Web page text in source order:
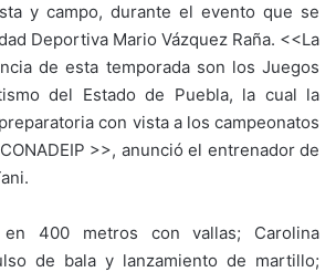
y campo, durante el evento que se
Deportiva Mario Vázquez Raña. <<La
de esta temporada son los Juegos
del Estado de Puebla, la cual la
con vista a los campeonatos
>>, anunció el entrenador de
en 400 metros con vallas; Carolina
de bala y lanzamiento de martillo;